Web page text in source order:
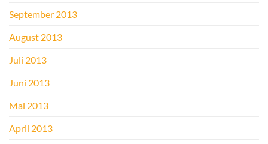
September 2013
August 2013
Juli 2013
Juni 2013
Mai 2013
April 2013